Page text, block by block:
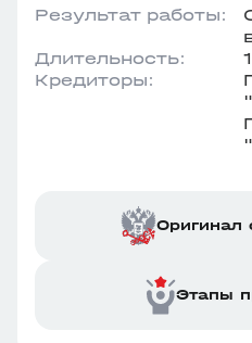
Результат работы:
Длительность:
Кредиторы:
Оригинал
Этапы